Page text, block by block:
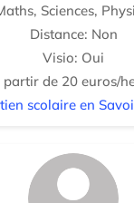
Sciences,
Distance: Non
Visio: Oui
partir de 20 euros/
scolaire en